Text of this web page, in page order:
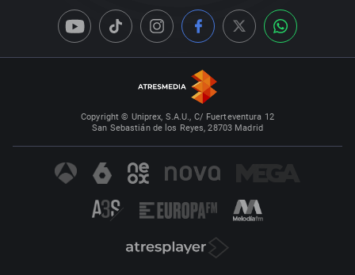
Copyright © Uniprex, S.A.U., C/ Fuerteventura 12
San Sebastián de los Reyes, 28703 Madrid